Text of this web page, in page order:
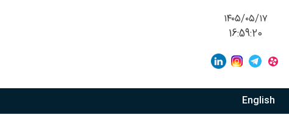
۱۴۰۵/۰۵/۱۷
16:59:20
English